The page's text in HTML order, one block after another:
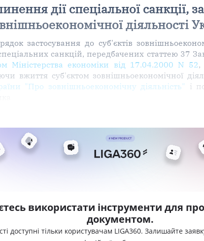
дії спеціальної санкції,
діяльності
застосування до суб'єктів
спеціальних санкцій, передбачених статтею 37
Міністерства економіки від 17.04.2000 N 52,
вжиття суб'єктом зовнішньоекономічної
"Про зовнішньоекономічну діяльність" і
використати інструменти для
документом.
доступні тільки користувачам LIGA360. Залишайте